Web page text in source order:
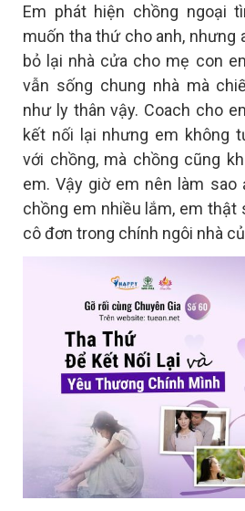
Em phát hiện chồng ngoại
muốn tha thứ cho anh, nhưng
bỏ lại nhà cửa cho mẹ con
vẫn sống chung nhà mà
như ly thân vậy. Coach cho
kết nối lại nhưng em không
với chồng, mà chồng cũng
em. Vậy giờ em nên làm sao
chồng em nhiều lắm, em thật
cô đơn trong chính ngôi nhà